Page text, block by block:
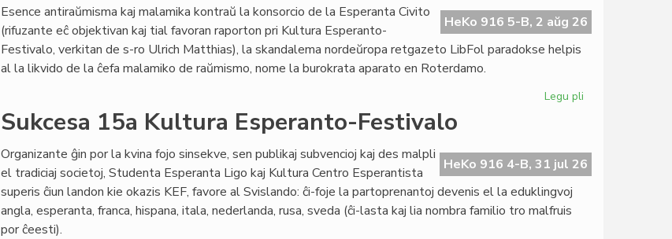
rivalte
aŭ
HeKo 916 5-B, 2 aŭg 26
Esence antiraŭmisma kaj malamika kontraŭ la konsorcio de la Esperanta Civito
(rifuzante eĉ objektivan kaj tial favoran raporton pri Kultura Esperanto-
Festivalo, verkitan de s-ro Ulrich Matthias), la skandalema nordeŭropa retgazeto LibFol paradokse helpis
al la likvido de la ĉefa malamiko de raŭmismo, nome la burokrata aparato en Roterdamo.
Legu pli
LibFol
Sukcesa 15a Kultura Esperanto-Festivalo
HeKo 916 4-B, 31 jul 26
Organizante ĝin por la kvina fojo sinsekve, sen publikaj subvencioj kaj des malpli
el tradiciaj societoj, Studenta Esperanta Ligo kaj Kultura Centro Esperantista
superis ĉiun landon kie okazis KEF, favore al Svislando: ĉi-foje la partoprenantoj devenis el la eduklingvoj
angla, esperanta, franca, hispana, itala, nederlanda, rusa, sveda (ĉi-lasta kaj lia nombra familio tro malfruis
por ĉeesti).